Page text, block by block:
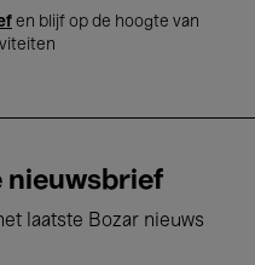
en blijf op de hoogte van
nieuwsbrief
laatste Bozar nieuws